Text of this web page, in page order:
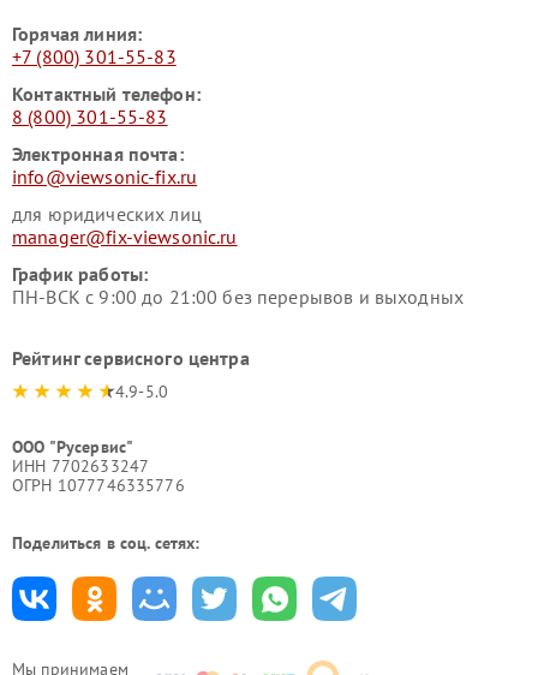
Мы принимаем
Горячая линия:
+7 (800) 301-55-83
Контактный телефон:
8 (800) 301-55-83
Электронная почта:
info@viewsonic-fix.ru
для юридических лиц
manager@fix-viewsonic.ru
График работы:
ПН-ВСК с 9:00 до 21:00 без перерывов и выходных
Рейтинг сервисного центра
4.9-5.0
ООО "Русервис"
ИНН 7702633247
ОГРН 1077746335776
Поделиться в соц. сетях: